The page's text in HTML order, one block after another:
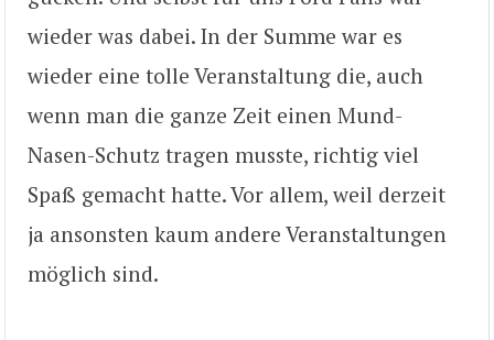
wieder was dabei. In der Summe war es
wieder eine tolle Veranstaltung die, auch
wenn man die ganze Zeit einen Mund-
Nasen-Schutz tragen musste, richtig viel
Spaß gemacht hatte. Vor allem, weil derzeit
ja ansonsten kaum andere Veranstaltungen
möglich sind.